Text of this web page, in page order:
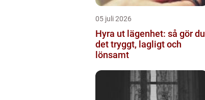
05 juli 2026
Hyra ut lägenhet: så gör du
det tryggt, lagligt och
lönsamt